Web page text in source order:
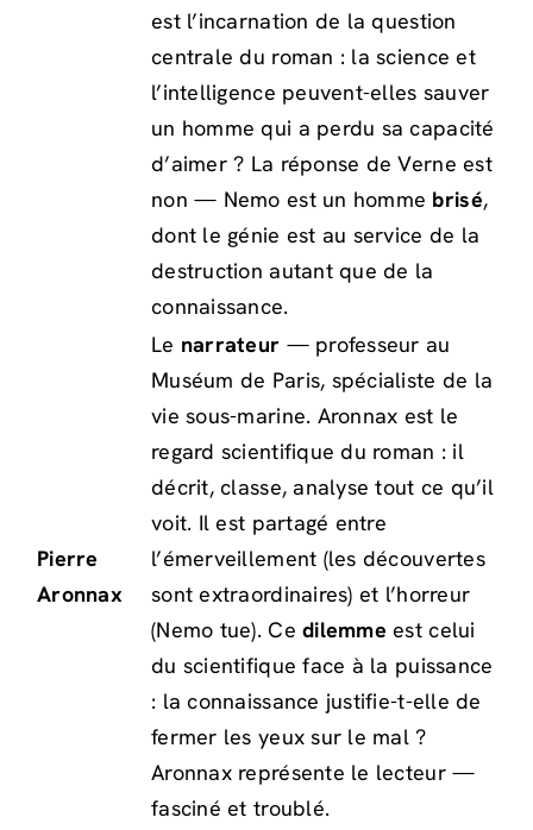
est l’incarnation de la question
centrale du roman : la science et
l’intelligence peuvent-elles sauver
un homme qui a perdu sa capacité
d’aimer ? La réponse de Verne est
non — Nemo est un homme brisé,
dont le génie est au service de la
destruction autant que de la
connaissance.
Pierre
Aronnax
Le narrateur — professeur au
Muséum de Paris, spécialiste de la
vie sous-marine. Aronnax est le
regard scientifique du roman : il
décrit, classe, analyse tout ce qu’il
voit. Il est partagé entre
l’émerveillement (les découvertes
sont extraordinaires) et l’horreur
(Nemo tue). Cedilemme est celui
du scientifique face à la puissance
: la connaissance justifie-t-elle de
fermer les yeux sur le mal ?
Aronnax représente le lecteur —
fasciné et troublé.